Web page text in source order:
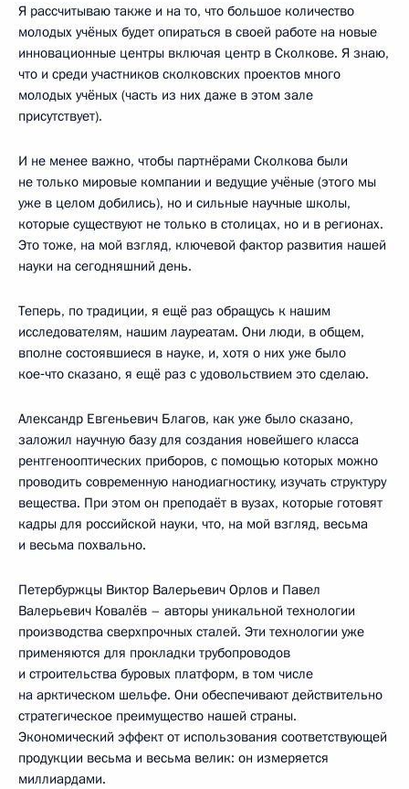
Я рассчитываю также и на то, что большое количество
молодых учёных будет опираться в своей работе на новые
инновационные центры включая центр в Сколкове. Я знаю,
что и среди участников сколковских проектов много
молодых учёных (часть из них даже в этом зале
присутствует).
И не менее важно, чтобы партнёрами Сколкова были
не только мировые компании и ведущие учёные (этого мы
уже в целом добились), но и сильные научные школы,
которые существуют не только в столицах, но и в регионах.
Это тоже, на мой взгляд, ключевой фактор развития нашей
науки на сегодняшний день.
Теперь, по традиции, я ещё раз обращусь к нашим
исследователям, нашим лауреатам. Они люди, в общем,
вполне состоявшиеся в науке, и, хотя о них уже было
кое‑что сказано, я ещё раз с удовольствием это сделаю.
Александр Евгеньевич Благов, как уже было сказано,
заложил научную базу для создания новейшего класса
рентгенооптических приборов, с помощью которых можно
проводить современную нанодиагностику, изучать структуру
вещества. При этом он преподаёт в вузах, которые готовят
кадры для российской науки, что, на мой взгляд, весьма
и весьма похвально.
Петербуржцы Виктор Валерьевич Орлов и Павел
Валерьевич Ковалёв – авторы уникальной технологии
производства сверхпрочных сталей. Эти технологии уже
применяются для прокладки трубопроводов
и строительства буровых платформ, в том числе
на арктическом шельфе. Они обеспечивают действительно
стратегическое преимущество нашей страны.
Экономический эффект от использования соответствующей
продукции весьма и весьма велик: он измеряется
миллиардами.